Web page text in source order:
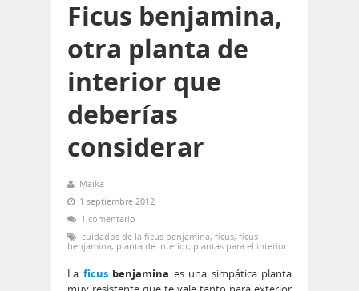
Ficus benjamina,
otra planta de
interior que
deberías
considerar
Maika
1 septiembre 2012
1 comentario
cuidados de la ficus benjamina, ficus, ficus
benjamina, planta de interior, plantas para el interior
La ficusbenjamina es una simpática planta